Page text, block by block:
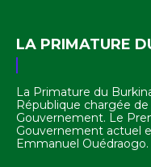
LA PRIMATURE
La Primature du
République chargée
Gouvernement. Le
Gouvernement actuel
Emmanuel Ouédraogo.